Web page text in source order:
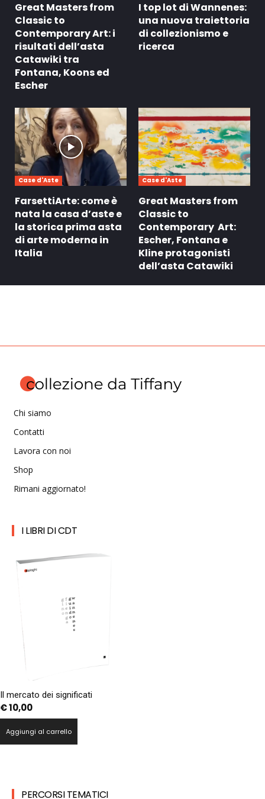
Great Masters from
Classic to
Contemporary Art: i
risultati dell’asta
Catawiki tra
Fontana, Koons ed
Escher
I top lot di Wannenes:
una nuova traiettoria
di collezionismo e
ricerca
Case d'Aste
FarsettiArte: come è
nata la casa d’aste e
la storica prima asta
di arte moderna in
Italia
Case d'Aste
Great Masters from
Classic to
Contemporary Art:
Escher, Fontana e
Kline protagonisti
dell’asta Catawiki
Chi siamo
Contatti
Lavora con noi
Shop
Rimani aggiornato!
I LIBRI DI CDT
Il mercato dei significati
€10,00
Aggiungi al carrello
PERCORSI TEMATICI